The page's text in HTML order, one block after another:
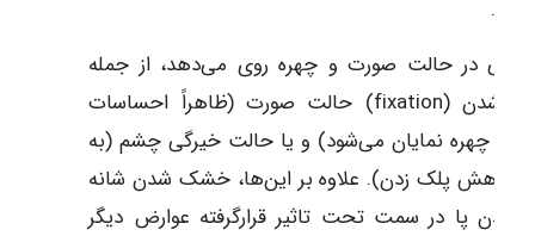
در حالت صورت و چهره روی می‌دهد، از جمله
ثابت شدن (fixation) حالت صورت (ظاهراً احساسات
بر چهره نمایان می‌شود) و یا حالت خیرگی چشم (به
کاهش پلک زدن). علاوه بر این‌ها، خشک شدن شانه
لنگیدن پا در سمت تحت تاثیر قرارگرفته عوارض دیگر